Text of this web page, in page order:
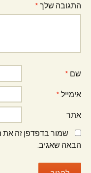
התגובה שלך *
שם *
אימייל *
אתר
שמור בדפדפן זה את
הבאה שאגיב.